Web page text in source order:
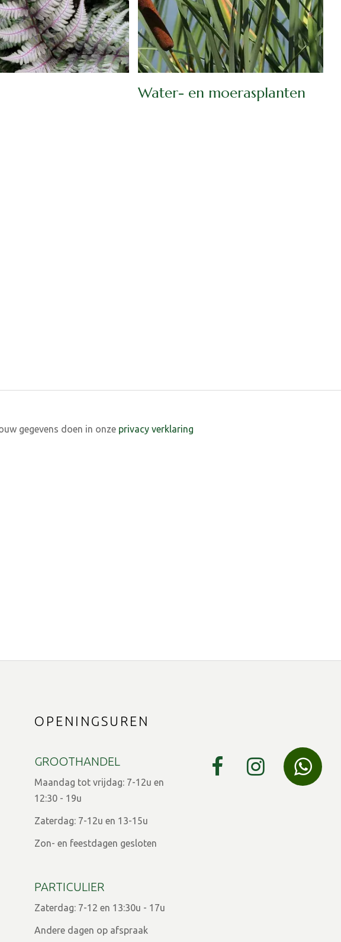
Water- en moerasplanten
gegevens doen in onze privacy verklaring
OPENINGSUREN
GROOTHANDEL
Maandag tot vrijdag: 7-12u en
12:30 - 19u
Zaterdag: 7-12u en 13-15u
Zon- en feestdagen gesloten
PARTICULIER
Zaterdag: 7-12 en 13:30u - 17u
Andere dagen op afspraak